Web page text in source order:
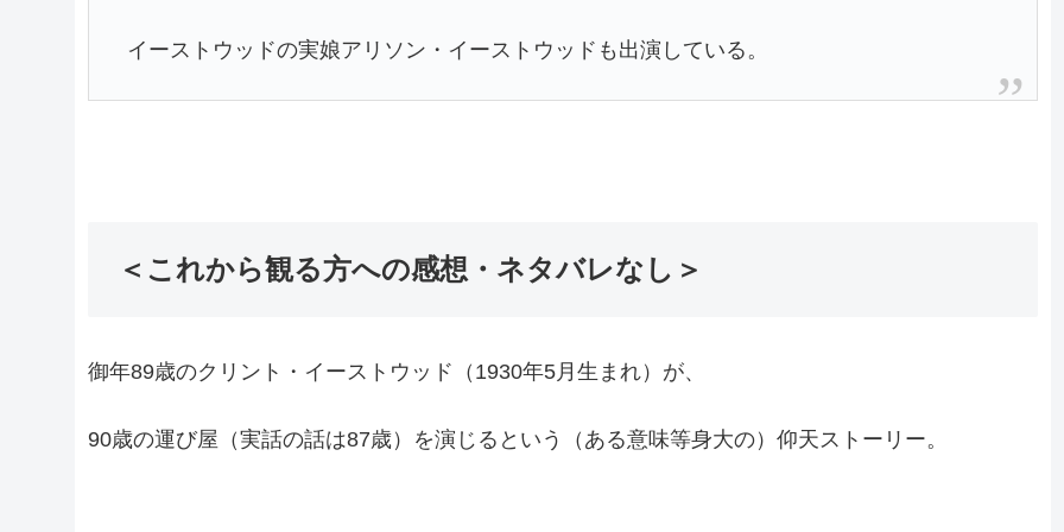
イーストウッドの実娘アリソン・イーストウッドも出演している。
＜これから観る方への感想・ネタバレなし＞
御年89歳のクリント・イーストウッド（1930年5月生まれ）が、
90歳の運び屋（実話の話は87歳）を演じるという（ある意味等身大の）仰天ストーリー。